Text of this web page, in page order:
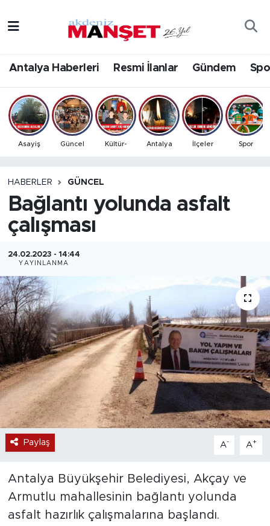
Antalya Haberleri Resmi İlanlar Gündem
Asayiş Güncel Kültür- Antalya İlçeler Spor
HABERLER GÜNCEL
Bağlantı yolunda asfalt
çalışması
24.02.2023 - 14:44
YAYINLANMA
Paylaş A- A+
Antalya Büyükşehir Belediyesi, Akçay ve
Armutlu mahallesinin bağlantı yolunda
asfalt hazırlık çalışmalarına başlandı.
Bilim & Teknoloji
Eğitim
Ekonomi
Gündem
İlçeler
Kültür- Sanat
Magazin
Özel Haber
Politika
Resmi İlanlar
Sağlık
Spor
Turizm
Antalya Hava Durumu
Antalya Namaz Vakitleri
Antalya Trafik Yoğunluk Haritası
Tüm Manşetler
Son Dakika Haberleri
Haber Arşivi